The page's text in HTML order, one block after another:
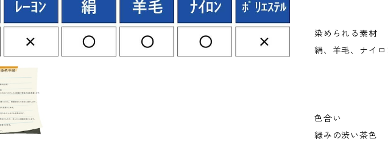
染められる素材
絹、羊毛、ナイ
色合い
緑みの渋い茶色